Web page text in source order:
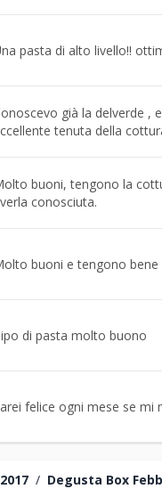
/ Degusta Box
pasta di alto livello!!
già la delverde ,
tenuta della
buoni, tengono la
conosciuta.
buoni e tengono
di pasta molto buono
felice ogni mese se